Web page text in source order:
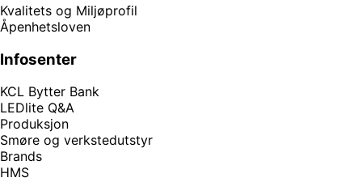
Kvalitets og Miljøprofil
Åpenhetsloven
Infosenter
KCL Bytter Bank
LEDlite Q&A
Produksjon
Smøre og verkstedutstyr
Brands
HMS